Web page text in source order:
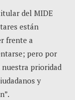
del MIDE
están
frente a
pero por
prioridad
y